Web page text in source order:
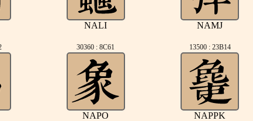
NALI NAMJ
30360 : 8C61
NAPO
13500 : 23B14
NAPPK